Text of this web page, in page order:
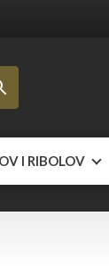
I RIBOLOV